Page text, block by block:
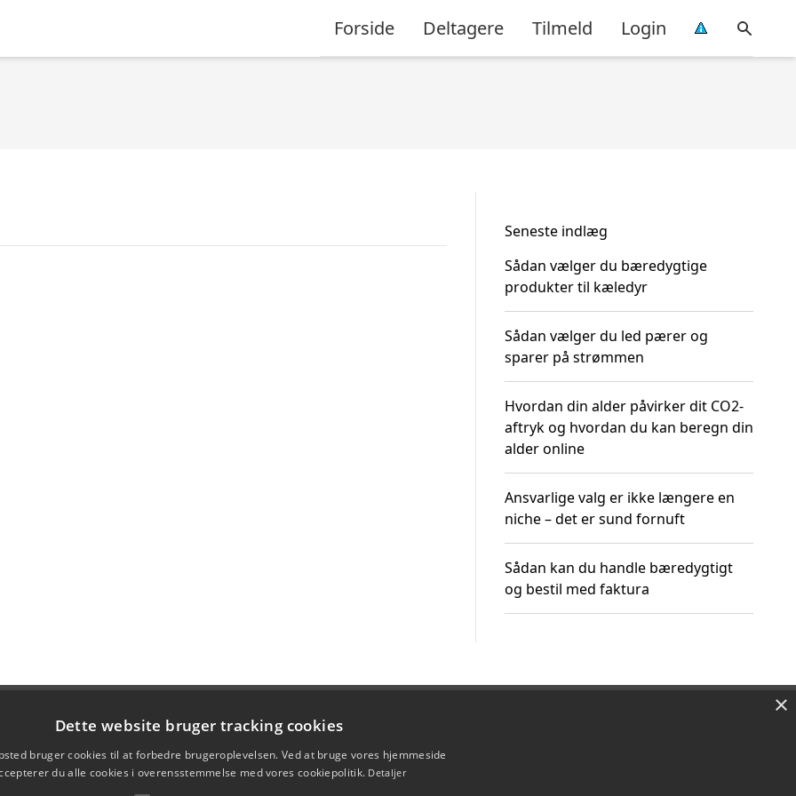
Forside Deltagere Tilmeld Login
Seneste indlæg
Sådan vælger du bæredygtige
produkter til kæledyr
Sådan vælger du led pærer og
sparer på strømmen
Hvordan din alder påvirker dit CO2-
aftryk og hvordan du kan beregn din
alder online
Ansvarlige valg er ikke længere en
niche – det er sund fornuft
Sådan kan du handle bæredygtigt
og bestil med faktura
×
Dette website bruger tracking cookies
bruger cookies til at forbedre brugeroplevelsen. Ved at bruge vores hjemmeside
du alle cookies i overensstemmelse med vores cookiepolitik. Detaljer